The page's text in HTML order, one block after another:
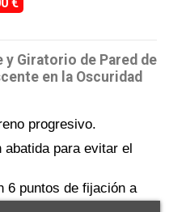
€
y Giratorio de Pared de
en la Oscuridad
progresivo.
abatida para evitar el
6 puntos de fijación a